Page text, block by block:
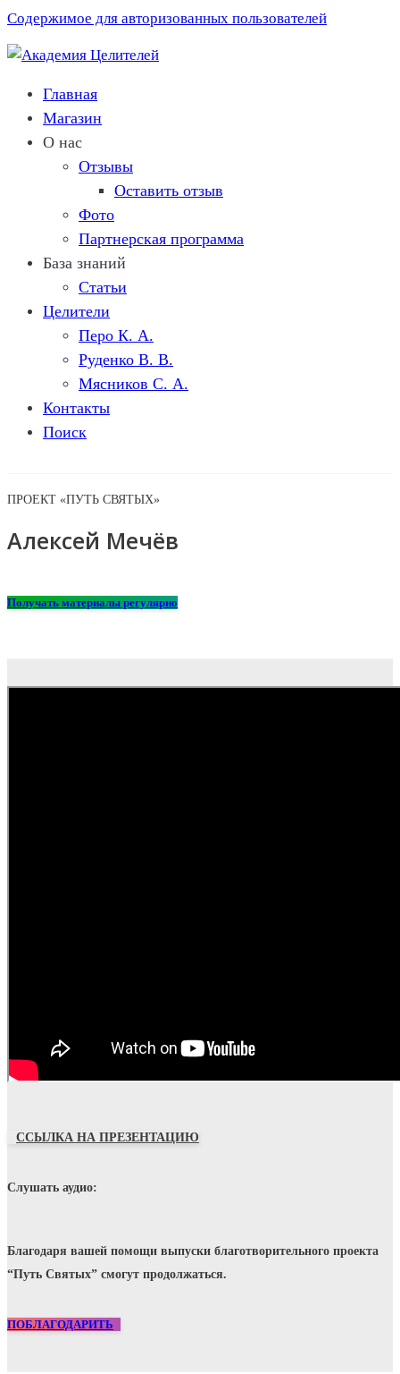
Содержимое для авторизованных пользователей
Главная
Магазин
О нас
Отзывы
Оставить отзыв
Фото
Партнерская программа
База знаний
Статьи
Целители
Перо К. A.
Руденко В. В.
Мясников C. А.
Контакты
Поиск
ПРОЕКТ «ПУТЬ СВЯТЫХ»
Алексей Мечёв
Получать материалы регулярно
ССЫЛКА НА ПРЕЗЕНТАЦИЮ
Слушать аудио:
Благодаря вашей помощи выпуски благотворительного проекта
“Путь Святых” смогут продолжаться.
ПОБЛАГОДАРИТЬ